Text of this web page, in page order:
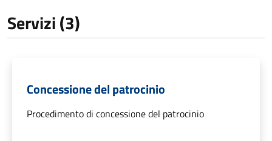
Servizi (3)
Concessione del patrocinio
Procedimento di concessione del patrocinio